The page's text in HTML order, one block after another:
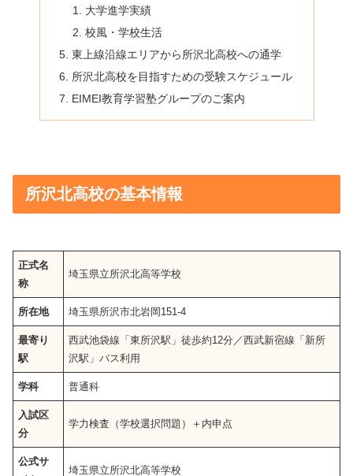
大学進学実績
校風・学校生活
東上線沿線エリアから所沢北高校への通学
所沢北高校を目指すための受験スケジュール
EIMEI教育学習塾グループのご案内
所沢北高校の基本情報
正式名
称
埼玉県立所沢北高等学校
所在地 埼玉県所沢市北岩岡151-4
最寄り
駅
西武池袋線「東所沢駅」徒歩約12分／西武新宿線「新所
沢駅」バス利用
学科 普通科
入試区
分
学力検査（学校選択問題）＋内申点
公式サ
埼玉県立所沢北高等学校